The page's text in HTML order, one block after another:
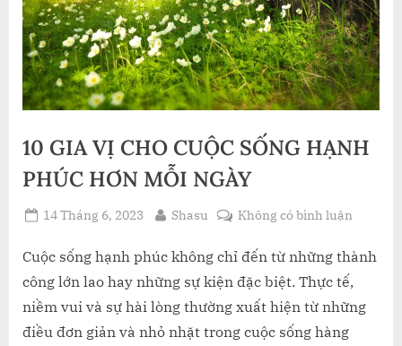
10 GIA VỊ CHO CUỘC SỐNG HẠNH
PHÚC HƠN MỖI NGÀY
Posted
14 Tháng 6, 2023 By
Shasu Không có bình luậnở
GIA
CUỘC
Cuộc sống hạnh phúc không chỉ đến từ những thành
công lớn lao hay những sự kiện đặc biệt. Thực tế,
niềm vui và sự hài lòng thường xuất hiện từ những
điều đơn giản và nhỏ nhặt trong cuộc sống hàng